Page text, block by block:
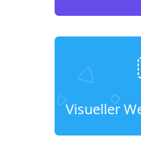
Visueller